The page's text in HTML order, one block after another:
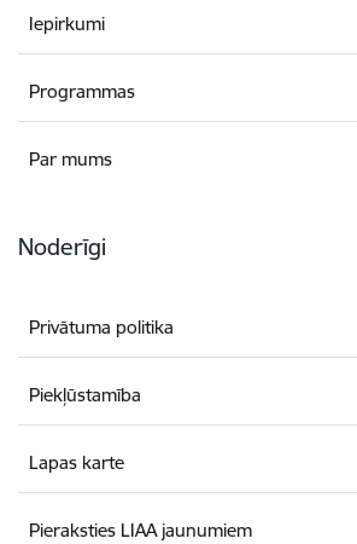
Iepirkumi
Programmas
Par mums
Noderīgi
Privātuma politika
Piekļūstamība
Lapas karte
Pieraksties LIAA jaunumiem